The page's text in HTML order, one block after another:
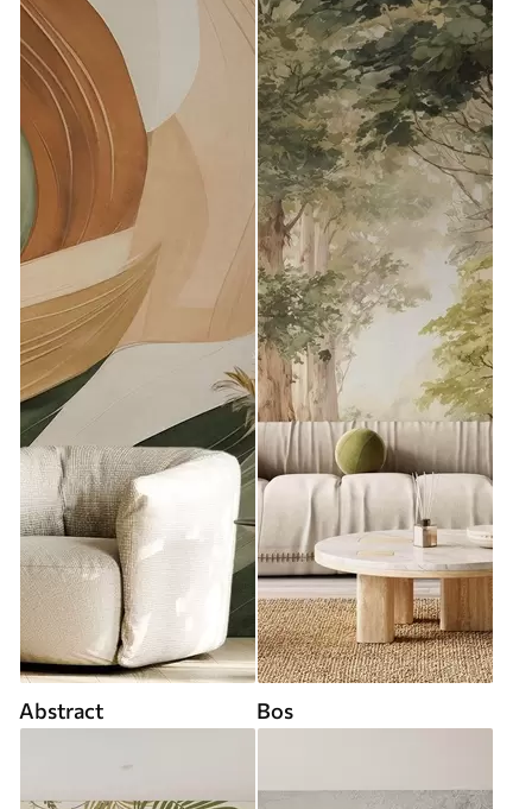
Abstract Bos